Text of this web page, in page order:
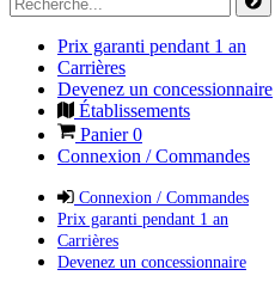
Prix garanti pendant 1 an
Carrières
Devenez un concessionnaire
Établissements
Panier0
Connexion / Commandes
Connexion / Commandes
Prix garanti pendant 1 an
Carrières
Devenez un concessionnaire